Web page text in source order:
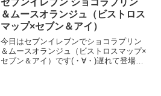
セブンイレブン ショコラプリン
＆ムースオランジュ（ビストロス
マップ×セブン＆アイ）
今日はセブンイレブンでショコラプリン
＆ムースオランジュ（ビストロスマップ×
セブン＆アイ）です(・∀・)遅れて登場